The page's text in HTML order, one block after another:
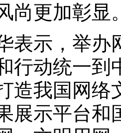
尚更加彰显
示，举办
行动统一到
造我国网络
展示平台和